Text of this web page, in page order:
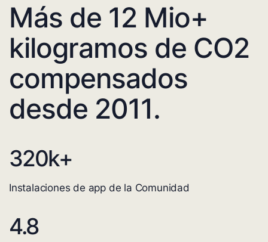
Más de 12 Mio+
kilogramos de CO2
compensados
desde 2011.
320k+
Instalaciones de app de la Comunidad
4.8